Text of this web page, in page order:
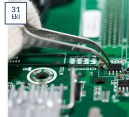
31
Eki